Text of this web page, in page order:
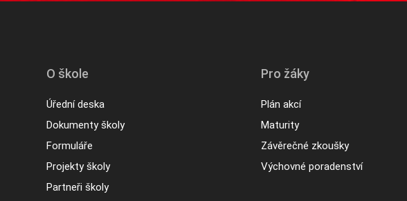
O škole
Úřední deska
Dokumenty školy
Formuláře
Projekty školy
Partneři školy
Pro žáky
Plán akcí
Maturity
Závěrečné zkoušky
Výchovné poradenství